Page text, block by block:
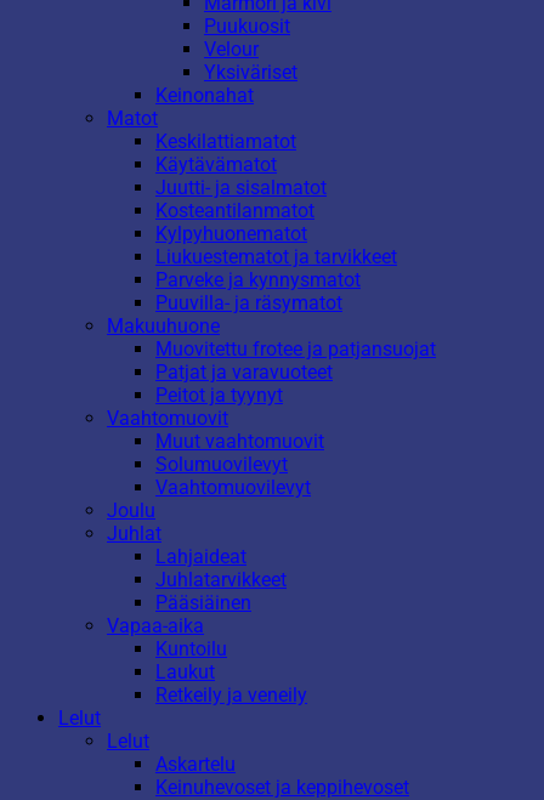
Puukuosit
Velour
Yksiväriset
Keinonahat
Matot
Keskilattiamatot
Käytävämatot
Juutti- ja sisalmatot
Kosteantilanmatot
Kylpyhuonematot
Liukuestematot ja tarvikkeet
Parveke ja kynnysmatot
Puuvilla- ja räsymatot
Makuuhuone
Muovitettu frotee ja patjansuojat
Patjat ja varavuoteet
Peitot ja tyynyt
Vaahtomuovit
Muut vaahtomuovit
Solumuovilevyt
Vaahtomuovilevyt
Joulu
Juhlat
Lahjaideat
Juhlatarvikkeet
Pääsiäinen
Vapaa-aika
Kuntoilu
Laukut
Retkeily ja veneily
Lelut
Lelut
Askartelu
Keinuhevoset ja keppihevoset